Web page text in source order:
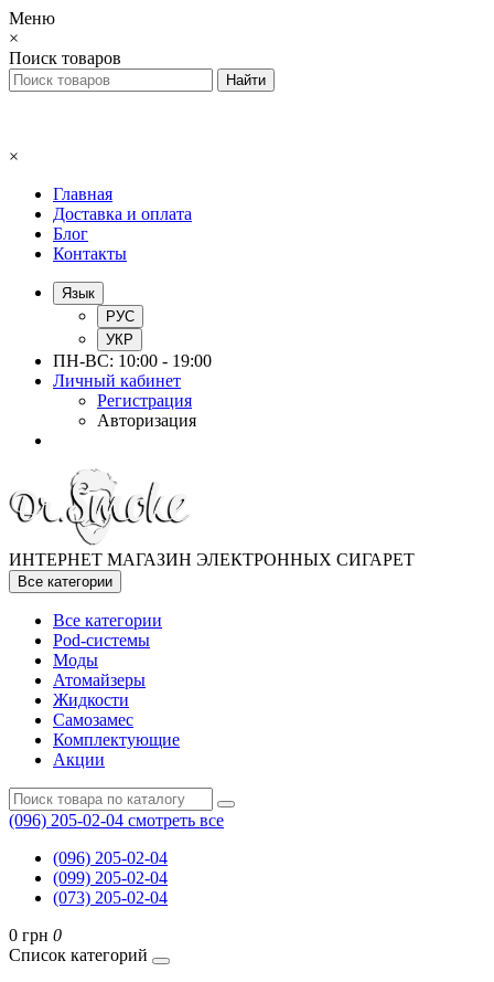
Меню
×
Поиск товаров
×
Главная
Доставка и оплата
Блог
Контакты
Язык
РУС
УКР
ПН-ВС: 10:00 - 19:00
Личный кабинет
Регистрация
Авторизация
ИНТЕРНЕТ МАГАЗИН ЭЛЕКТРОННЫХ СИГАРЕТ
Все категории
Все категории
Pod-системы
Моды
Атомайзеры
Жидкости
Самозамес
Комплектующие
Акции
(096) 205-02-04 смотреть все
(096) 205-02-04
(099) 205-02-04
(073) 205-02-04
0 грн 0
Список категорий